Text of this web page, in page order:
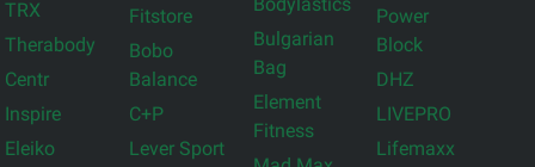
TRX
Therabody
Centr
Inspire
Eleiko
Fitstore
Bobo
Balance
C+P
Lever Sport
Bulgarian
Bag
Element
Fitness
Power
Block
DHZ
LIVEPRO
Lifemaxx